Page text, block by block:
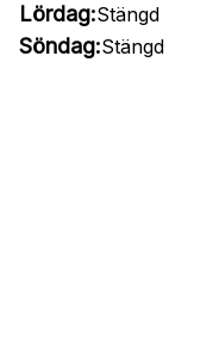
Lördag:Stängd
Söndag:Stängd